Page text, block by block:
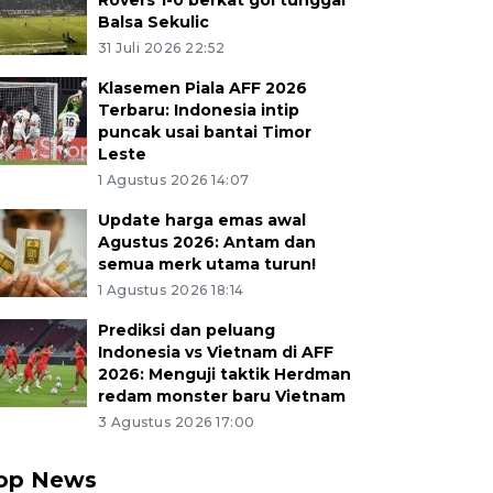
Balsa Sekulic
31 Juli 2026 22:52
Klasemen Piala AFF 2026
Terbaru: Indonesia intip
puncak usai bantai Timor
Leste
1 Agustus 2026 14:07
Update harga emas awal
Agustus 2026: Antam dan
semua merk utama turun!
1 Agustus 2026 18:14
Prediksi dan peluang
Indonesia vs Vietnam di AFF
2026: Menguji taktik Herdman
redam monster baru Vietnam
3 Agustus 2026 17:00
News